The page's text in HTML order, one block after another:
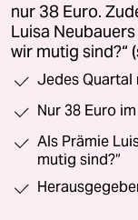
nur 38 Euro.
Luisa
wir mutig sind?“
Jedes Quartal
Nur 38 Euro
Als Prämie
mutig sind?“